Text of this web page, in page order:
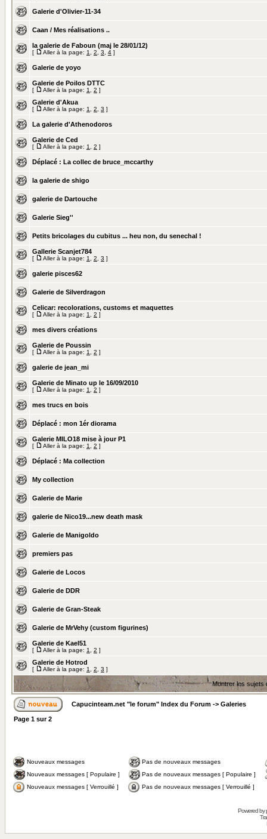
Galerie d'Olivier-11-34
Caan / Mes réalisations ..
la galerie de Faboun (maj le 28/01/12)
[ Aller à la page: 1 2 3 4 ]
Galerie de yoyo
Galerie de Poilos DTTC
[ Aller à la page: 1 2 ]
Galerie d'Akua
[ Aller à la page: 1 2 3 ]
La galerie d'Athenodoros
Galerie de Ced
[ Aller à la page: 1 2 ]
Déplacé : La collec de bruce_mccarthy
la galerie de shigo
galerie de Dartouche
Galerie Sieg''
Petits bricolages du cubitus ... heu non, du senechal !
Gallerie Scanjet784
[ Aller à la page: 1 2 3 ]
galerie pisces62
Galerie de Silverdragon
Celicar: recolorations, customs et maquettes
[ Aller à la page: 1 2 ]
mes divers créations
Galerie de Poussin
[ Aller à la page: 1 2 ]
galerie de jean_mi
Galerie de Minato up le 16/09/2010
[ Aller à la page: 1 2 ]
mes trucs en bois
Déplacé : mon 1ér diorama
Galerie MILO18 mise à jour P1
[ Aller à la page: 1 2 ]
Déplacé : Ma collection
My collection
Galerie de Marie
galerie de Nico19...new death mask
Galerie de Manigoldo
premiers pas
Galerie de Locos
Galerie de DDR
Galerie de Gran-Steak
Galerie de MrVehy (custom figurines)
Galerie de Kael51
[ Aller à la page: 1 2 ]
Galerie de Hotrod
[ Aller à la page: 1 2 3 ]
Montrer les sujets
Capucinteam.net "le forum" Index du Forum -> Galeries
Page 1 sur2
Nouveaux messages
Pas de nouveaux messages
Nouveaux messages [ Populaire ]
Pas de nouveaux messages [ Populaire ]
Nouveaux messages [ Verrouillé ]
Pas de nouveaux messages [ Verrouillé ]
Powered by